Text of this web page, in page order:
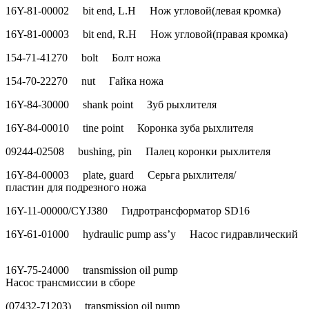
16Y-81-00002 bit end, L.H Нож угловой(левая кромка)
16Y-81-00003 bit end, R.H Нож угловой(правая кромка)
154-71-41270 bolt Болт ножа
154-70-22270 nut Гайка ножа
16Y-84-30000 shank point Зуб рыхлителя
16Y-84-00010 tine point Коронка зуба рыхлителя
09244-02508 bushing, pin Палец коронки рыхлителя
16Y-84-00003 plate, guard Серьга рыхлителя/
пластин для подрезного ножа
16Y-11-00000/CYJ380 Гидротрансформатор SD16
16Y-61-01000 hydraulic pump ass’y Насос гидравлический
16Y-75-24000 transmission oil pump
Насос трансмиссии в сборе
(07432-71203) transmission oil pump